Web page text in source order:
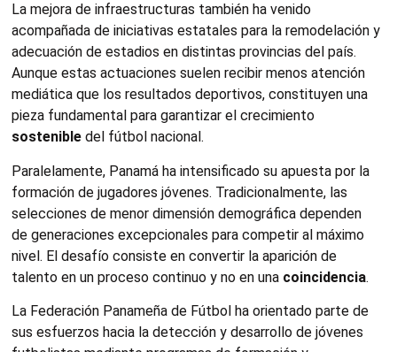
La mejora de infraestructuras también ha venido
acompañada de iniciativas estatales para la remodelación y
adecuación de estadios en distintas provincias del país.
Aunque estas actuaciones suelen recibir menos atención
mediática que los resultados deportivos, constituyen una
pieza fundamental para garantizar el crecimiento
sostenible del fútbol nacional.
Paralelamente, Panamá ha intensificado su apuesta por la
formación de jugadores jóvenes. Tradicionalmente, las
selecciones de menor dimensión demográfica dependen
de generaciones excepcionales para competir al máximo
nivel. El desafío consiste en convertir la aparición de
talento en un proceso continuo y no en una coincidencia.
La Federación Panameña de Fútbol ha orientado parte de
sus esfuerzos hacia la detección y desarrollo de jóvenes